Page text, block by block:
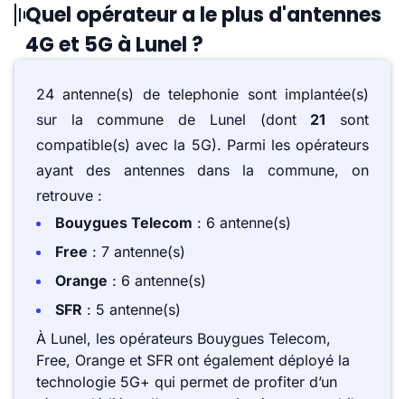
Quel opérateur a le plus d'antennes
4G et 5G à Lunel ?
24 antenne(s) de telephonie sont implantée(s)
sur la commune de Lunel (dont 21 sont
compatible(s) avec la 5G). Parmi les opérateurs
ayant des antennes dans la commune, on
retrouve :
Bouygues Telecom : 6 antenne(s)
Free : 7 antenne(s)
Orange : 6 antenne(s)
SFR : 5 antenne(s)
À Lunel, les opérateurs Bouygues Telecom,
Free, Orange et SFR ont également déployé la
technologie 5G+ qui permet de profiter d’un